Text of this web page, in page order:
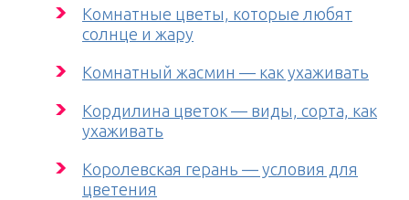
Комнатные цветы, которые любят
солнце и жару
Комнатный жасмин — как ухаживать
Кордилина цветок — виды, сорта, как
ухаживать
Королевская герань — условия для
цветения